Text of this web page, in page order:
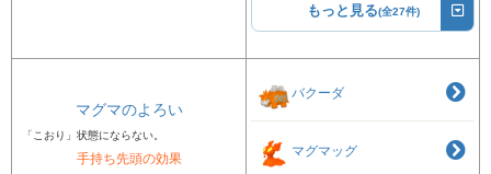
もっと見る(全27件)
マグマのよろい
「こおり」状態にならない。
手持ち先頭の効果
バクーダ
マグマッグ